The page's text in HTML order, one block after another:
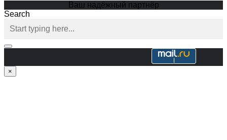
Ваш надёжный партнёр
Search
×